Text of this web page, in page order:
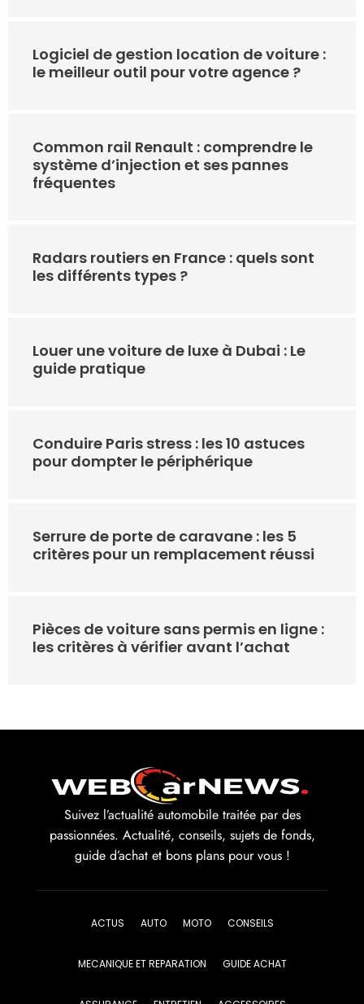
Logiciel de gestion location de voiture :
le meilleur outil pour votre agence ?
Common rail Renault : comprendre le
système d’injection et ses pannes
fréquentes
Radars routiers en France : quels sont
les différents types ?
Louer une voiture de luxe à Dubai : Le
guide pratique
Conduire Paris stress : les 10 astuces
pour dompter le périphérique
Serrure de porte de caravane : les 5
critères pour un remplacement réussi
Pièces de voiture sans permis en ligne :
les critères à vérifier avant l’achat
Suivez l’actualité automobile traitée par des
passionnées. Actualité, conseils, sujets de fonds,
guide d’achat et bons plans pour vous !
ACTUS AUTO MOTO CONSEILS
MECANIQUE ET REPARATION GUIDE ACHAT